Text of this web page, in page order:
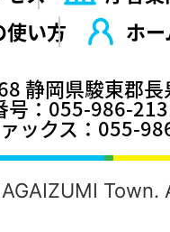
使い⽅
ホ
静岡県駿東郡
号：055-986-
ックス：055-
Town.